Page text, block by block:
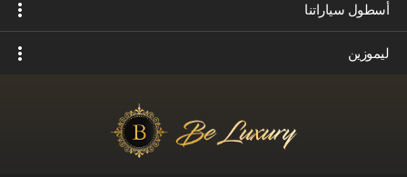
أسطول سياراتنا
ليموزين